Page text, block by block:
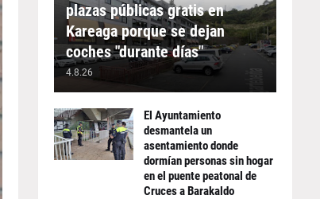
plazas públicas gratis en
Kareaga porque se dejan
coches "durante días"
4.8.26
El Ayuntamiento
desmantela un
asentamiento donde
dormían personas sin hogar
en el puente peatonal de
Cruces a Barakaldo